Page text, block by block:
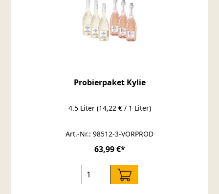
Probierpaket Kylie
4.5 Liter (14,22 € / 1 Liter)
Art.-Nr.: 98512-3-VORPROD
63,99 €*